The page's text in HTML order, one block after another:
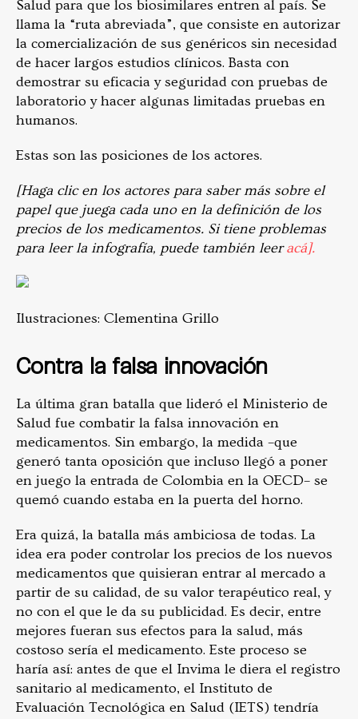
Salud para que los biosimilares entren al país. Se
llama la “ruta abreviada”, que consiste en autorizar
la comercialización de sus genéricos sin necesidad
de hacer largos estudios clínicos. Basta con
demostrar su eficacia y seguridad con pruebas de
laboratorio y hacer algunas limitadas pruebas en
humanos.
Estas son las posiciones de los actores.
[Haga clic en los actores para saber más sobre el
papel que juega cada uno en la definición de los
precios de los medicamentos. Si tiene problemas
para leer la infografía, puede también leeracá].
Ilustraciones: Clementina Grillo
Contra la falsa innovación
La última gran batalla que lideró el Ministerio de
Salud fue combatir la falsa innovación en
medicamentos. Sin embargo, la medida –que
generó tanta oposición que incluso llegó a poner
en juego la entrada de Colombia en la OECD– se
quemó cuando estaba en la puerta del horno.
Era quizá, la batalla más ambiciosa de todas. La
idea era poder controlar los precios de los nuevos
medicamentos que quisieran entrar al mercado a
partir de su calidad, de su valor terapéutico real, y
no con el que le da su publicidad. Es decir, entre
mejores fueran sus efectos para la salud, más
costoso sería el medicamento. Este proceso se
haría así: antes de que el Invima le diera el registro
sanitario al medicamento, el Instituto de
Evaluación Tecnológica en Salud (IETS) tendría